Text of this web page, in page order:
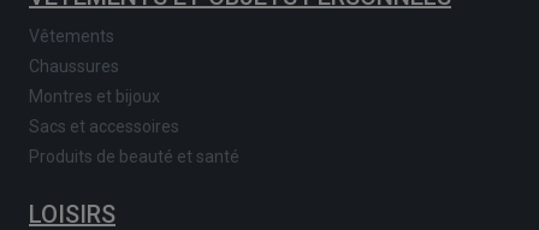
Vêtements
Chaussures
Montres et bijoux
Sacs et accessoires
Produits de beauté et santé
LOISIRS